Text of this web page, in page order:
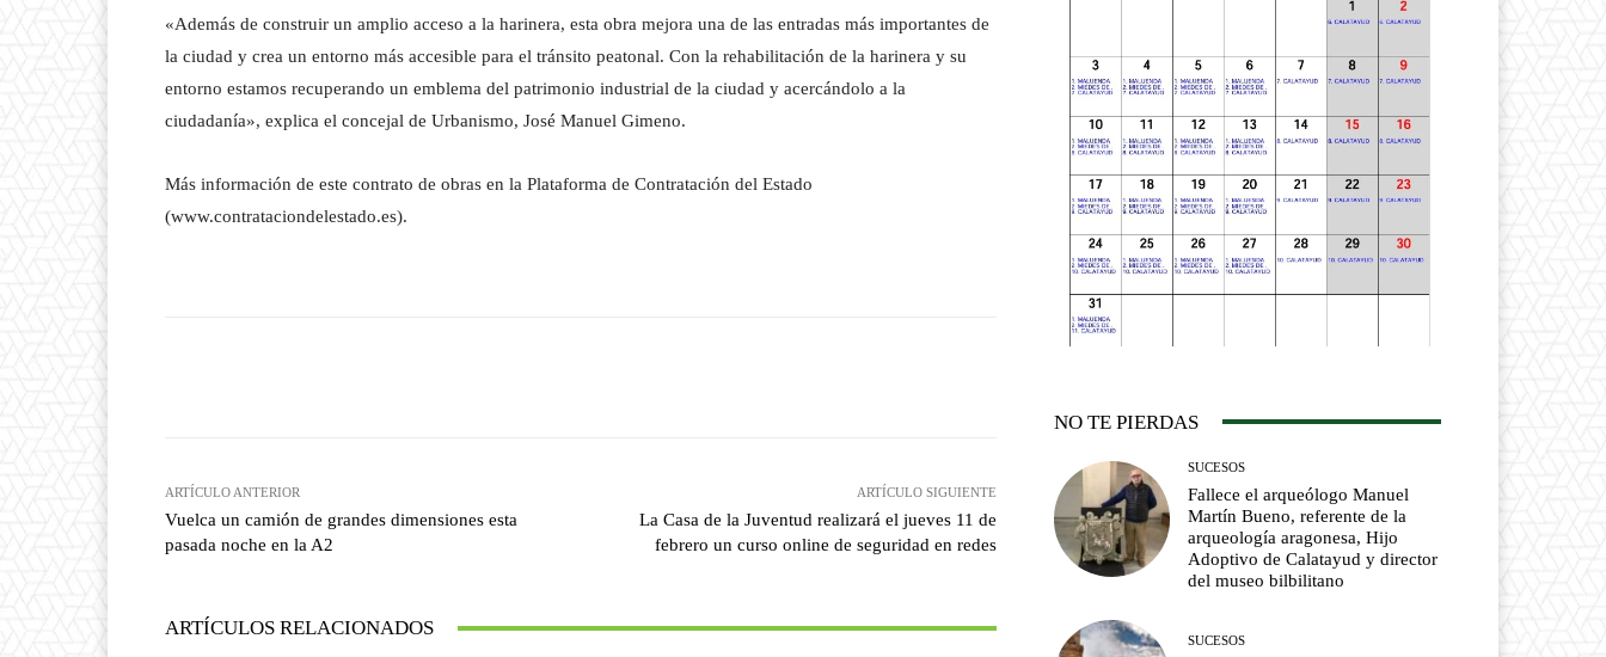
«Además de construir un amplio acceso a la harinera, esta obra mejora una de las entradas más importantes de
la ciudad y crea un entorno más accesible para el tránsito peatonal. Con la rehabilitación de la harinera y su
entorno estamos recuperando un emblema del patrimonio industrial de la ciudad y acercándolo a la
ciudadanía», explica el concejal de Urbanismo, José Manuel Gimeno.
Más información de este contrato de obras en la Plataforma de Contratación del Estado
(www.contrataciondelestado.es).
ARTÍCULO ANTERIOR
Vuelca un camión de grandes dimensiones esta
pasada noche en la A2
ARTÍCULO SIGUIENTE
La Casa de la Juventud realizará el jueves 11 de
febrero un curso online de seguridad en redes
ARTÍCULOS RELACIONADOS
NO TE PIERDAS
SUCESOS
Fallece el arqueólogo Manuel
Martín Bueno, referente de la
arqueología aragonesa, Hijo
Adoptivo de Calatayud y director
del museo bilbilitano
SUCESOS